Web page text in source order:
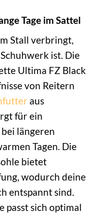
Tage im Sattel
Stall verbringt,
ist. Die
Ultima FZ Black
von Reitern
aus
für ein
längeren
Tagen. Die
bietet
wodurch deine
entspannt sind.
passt sich optimal